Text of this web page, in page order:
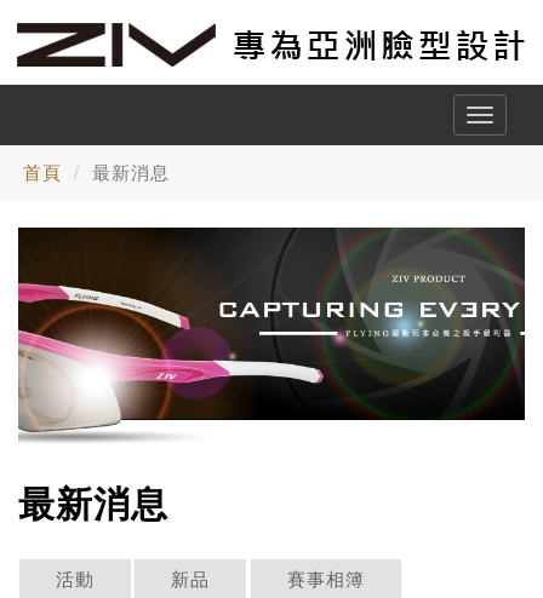
Toggle
首頁 最新消息
最新消息
活動 新品 賽事相簿